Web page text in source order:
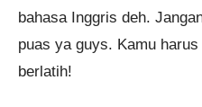
bahasa Inggris deh.
puas ya guys. Kamu
berlatih!